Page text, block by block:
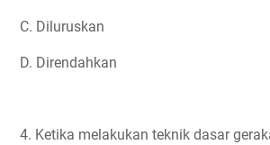
C. Diluruskan
D. Direndahkan
4. Ketika melakukan teknik dasar